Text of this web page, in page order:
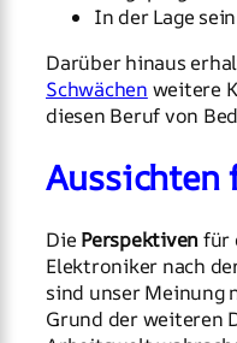
In der Lage
Darüber hinaus
Schwächen weitere
diesen Beruf von
Die Perspektivenfür
Elektroniker nach
sind unser Meinung
Grund der weiteren